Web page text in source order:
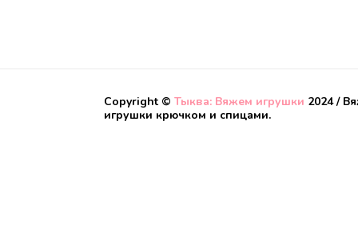
Copyright © Тыква: Вяжем игрушки 2024 /
игрушки крючком и спицами.